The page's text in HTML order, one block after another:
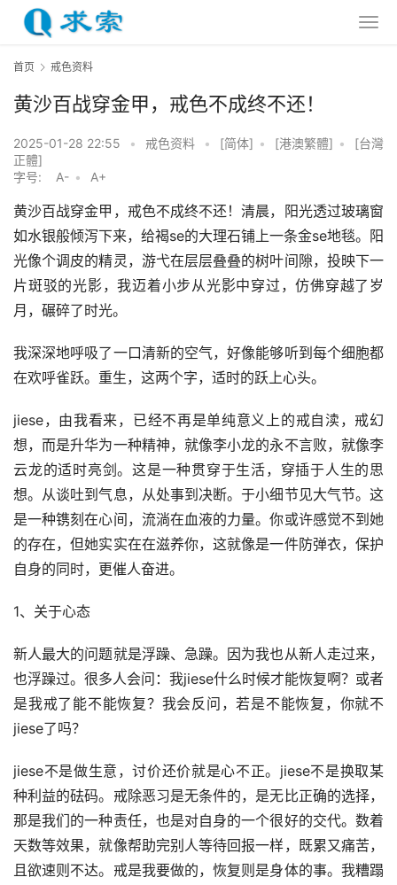
首页 戒色资料
黄沙百战穿金甲，戒色不成终不还！
2025-01-28 22:55 • 戒色资料 • [简体] • [港澳繁體] •
[台灣
正體]
字号:
A- • A+
黄沙百战穿金甲，戒色不成终不还！清晨，阳光透过玻璃窗
如水银般倾泻下来，给褐se的大理石铺上一条金se地毯。阳
光像个调皮的精灵，游弋在层层叠叠的树叶间隙，投映下一
片斑驳的光影，我迈着小步从光影中穿过，仿佛穿越了岁
月，碾碎了时光。
我深深地呼吸了一口清新的空气，好像能够听到每个细胞都
在欢呼雀跃。重生，这两个字，适时的跃上心头。
jiese，由我看来，已经不再是单纯意义上的戒自渎，戒幻
想，而是升华为一种精神，就像李小龙的永不言败，就像李
云龙的适时亮剑。这是一种贯穿于生活，穿插于人生的思
想。从谈吐到气息，从处事到决断。于小细节见大气节。这
是一种镌刻在心间，流淌在血液的力量。你或许感觉不到她
的存在，但她实实在在滋养你，这就像是一件防弹衣，保护
自身的同时，更催人奋进。
1、关于心态
新人最大的问题就是浮躁、急躁。因为我也从新人走过来，
也浮躁过。很多人会问：我jiese什么时候才能恢复啊？或者
是我戒了能不能恢复？我会反问，若是不能恢复，你就不
jiese了吗？
jiese不是做生意，讨价还价就是心不正。jiese不是换取某
种利益的砝码。戒除恶习是无条件的，是无比正确的选择，
那是我们的一种责任，也是对自身的一个很好的交代。数着
天数等效果，就像帮助完别人等待回报一样，既累又痛苦，
且欲速则不达。戒是我要做的，恢复则是身体的事。我糟蹋